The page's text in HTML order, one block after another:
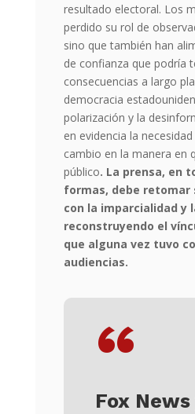
resultado electoral. Los
perdido su rol de
sino que también han
de confianza que podría
consecuencias a largo
democracia
polarización y la
en evidencia la
cambio en la manera en
público. La prensa, en
formas, debe retomar
con la imparcialidad y
reconstruyendo el
que alguna vez tuvo
audiencias.
“
Fox News